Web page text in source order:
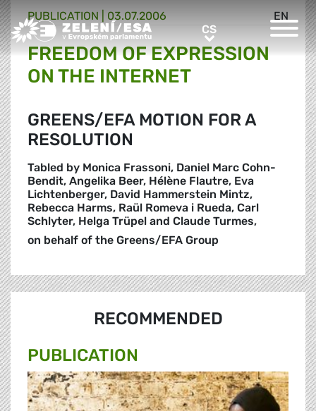
Greens/EFA Home CSCS
EN
PUBLICATION | 03.07.2006
FREEDOM OF EXPRESSION
ON THE INTERNET
GREENS/EFA MOTION FOR A
RESOLUTION
Tabled by Monica Frassoni, Daniel Marc Cohn-
Bendit, Angelika Beer, Hélène Flautre, Eva
Lichtenberger, David Hammerstein Mintz,
Rebecca Harms, Raül Romeva i Rueda, Carl
Schlyter, Helga Trüpel and Claude Turmes,
on behalf of the Greens/EFA Group
RECOMMENDED
PUBLICATION